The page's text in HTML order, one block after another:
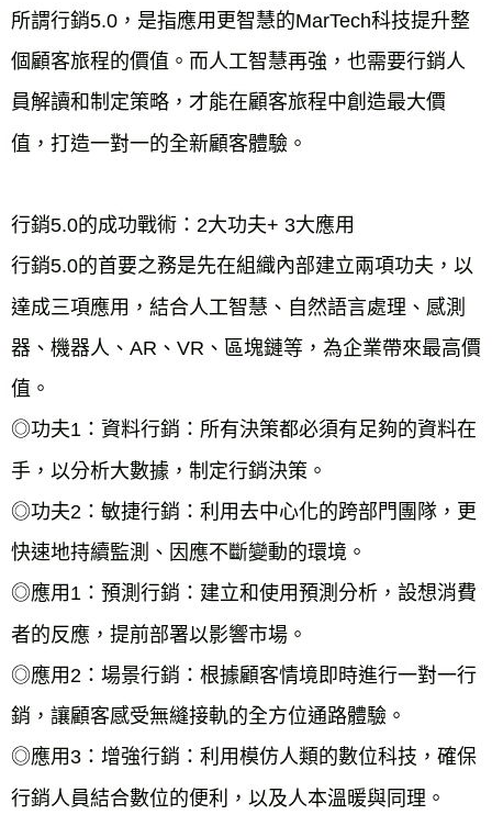
所謂行銷5.0，是指應用更智慧的MarTech科技提升整
個顧客旅程的價值。而人工智慧再強，也需要行銷人
員解讀和制定策略，才能在顧客旅程中創造最大價
值，打造一對一的全新顧客體驗。
行銷5.0的成功戰術：2大功夫+ 3大應用
行銷5.0的首要之務是先在組織內部建立兩項功夫，以
達成三項應用，結合人工智慧、自然語言處理、感測
器、機器人、AR、VR、區塊鏈等，為企業帶來最高價
值。
◎功夫1：資料行銷：所有決策都必須有足夠的資料在
手，以分析大數據，制定行銷決策。
◎功夫2：敏捷行銷：利用去中心化的跨部門團隊，更
快速地持續監測、因應不斷變動的環境。
◎應用1：預測行銷：建立和使用預測分析，設想消費
者的反應，提前部署以影響市場。
◎應用2：場景行銷：根據顧客情境即時進行一對一行
銷，讓顧客感受無縫接軌的全方位通路體驗。
◎應用3：增強行銷：利用模仿人類的數位科技，確保
行銷人員結合數位的便利，以及人本溫暖與同理。